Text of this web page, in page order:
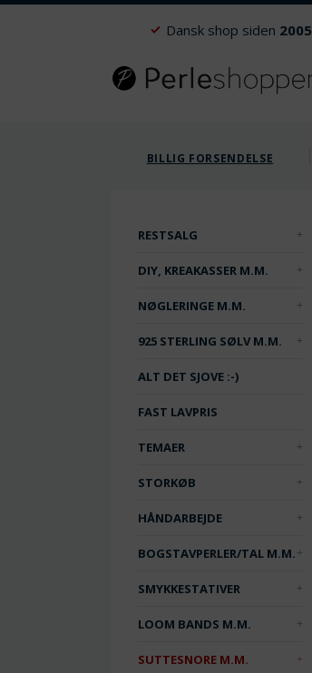
Dansk shop siden 2005
BILLIG FORSENDELSE
RESTSALG
DIY, KREAKASSER M.M.
NØGLERINGE M.M.
925 STERLING SØLV M.M.
ALT DET SJOVE :-)
FAST LAVPRIS
TEMAER
STORKØB
HÅNDARBEJDE
BOGSTAVPERLER/TAL M.M.
SMYKKESTATIVER
LOOM BANDS M.M.
SUTTESNORE M.M.